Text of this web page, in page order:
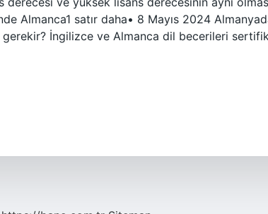
Almanca1 satır daha• 8 Mayıs 2024
İngilizce ve Almanca dil becerileri